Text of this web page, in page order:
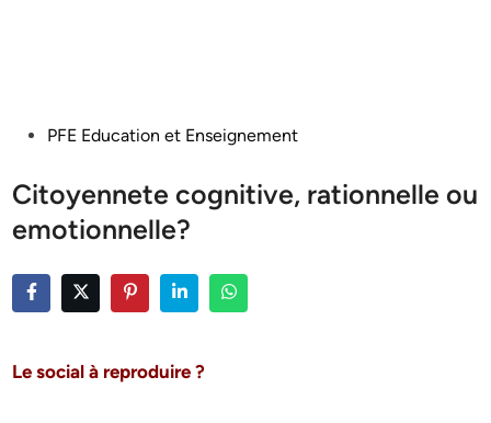
PostedPFE Education et Enseignement
Citoyennete cognitive, rationnelle ou
emotionnelle?
Le social à reproduire ?